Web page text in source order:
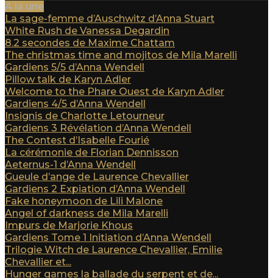
A la une
La sage-femme d’Auschwitz d’Anna Stuart
White Rush de Vanessa Degardin
8.2 secondes de Maxime Chattam
The christmas time and mojitos de Mila Marelli
Gardiens 5/5 d’Anna Wendell
Pillow talk de Karyn Adler
Welcome to the Phare Ouest de Karyn Adler
Gardiens 4/5 d’Anna Wendell
Insignis de Charlotte Letourneur
Gardiens 3 Révélation d’Anna Wendell
The Contest d’Isabelle Fourié
La cérémonie de Florian Dennisson
Aeternus-1 d’Anna Wendell
Gueule d’ange de Laurence Chevallier
Gardiens 2 Expiation d’Anna Wendell
Fake honeymoon de Lili Malone
Angel of darkness de Mila Marelli
Impurs de Marjorie Khous
Gardiens Tome 1 Initiation d’Anna Wendell
Trilogie Witch de Laurence Chevallier, Emilie
Chevallier et...
Hunger games la ballade du serpent et de...